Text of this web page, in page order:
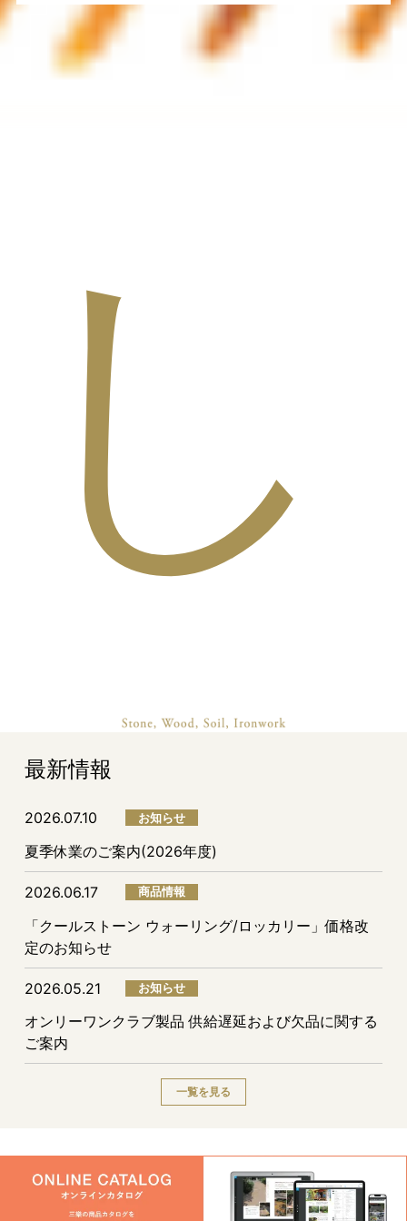
し
最新情報
2026.07.10 お知らせ
夏季休業のご案内(2026年度)
2026.06.17 商品情報
「クールストーン ウォーリング/ロッカリー」価格改
定のお知らせ
2026.05.21 お知らせ
オンリーワンクラブ製品 供給遅延および欠品に関する
ご案内
一覧を見る